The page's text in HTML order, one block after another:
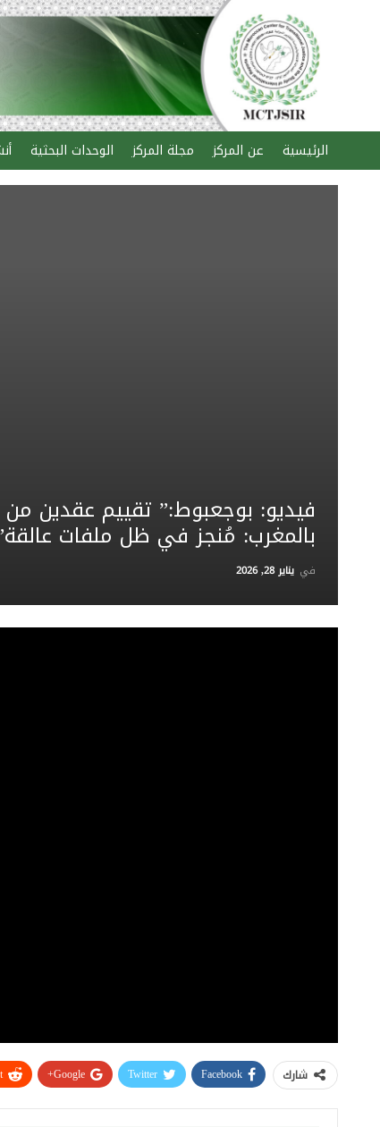
الرئيسية عن المركز مجلة المركز الوحدات البحثية
فيديو: بوجعبوط:” تقييم عقدين
بالمغرب: مُنجز في ظل ملفات
في يناير 28, 2026
شارك Facebook
Twitter
Google+